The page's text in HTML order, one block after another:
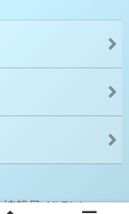
報局 All Rights